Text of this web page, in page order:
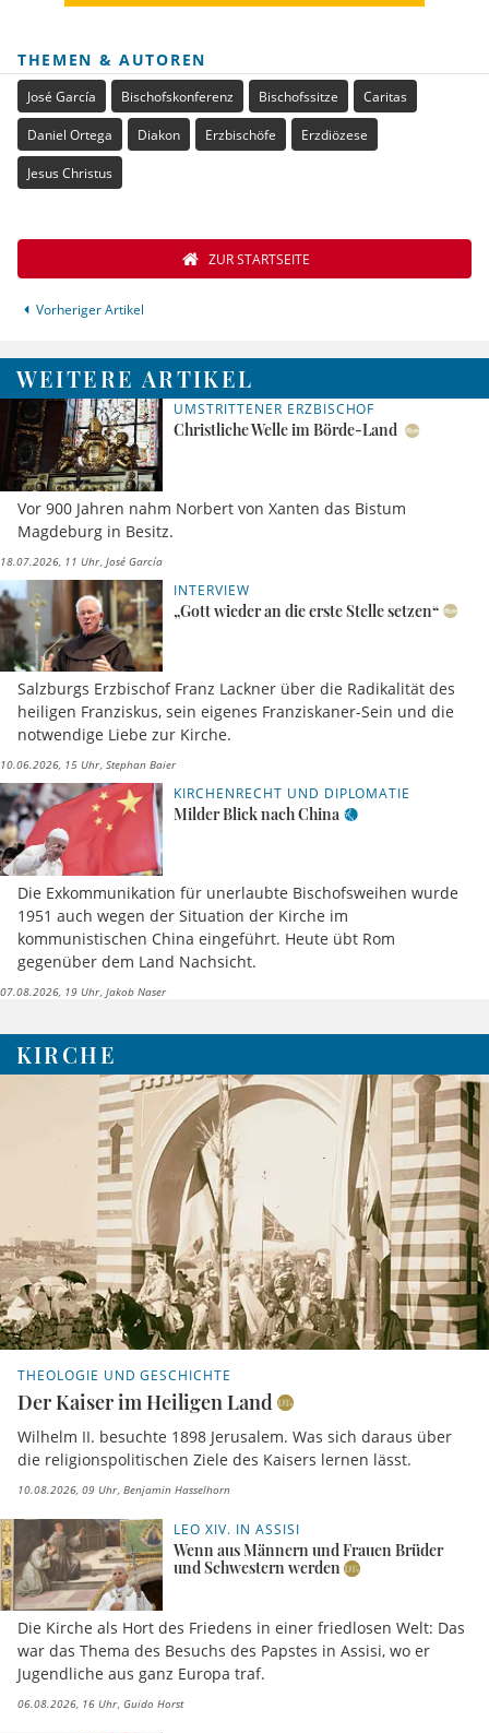
THEMEN & AUTOREN
José García Bischofskonferenz Bischofssitze Caritas
Daniel Ortega Diakon Erzbischöfe Erzdiözese
Jesus Christus
Vorheriger Artikel
ZUR STARTSEITE
WEITERE ARTIKEL
UMSTRITTENER ERZBISCHOF
Christliche Welle im Börde-Land
Vor 900 Jahren nahm Norbert von Xanten das Bistum
Magdeburg in Besitz.
18.07.2026, 11 Uhr José García
INTERVIEW
„Gott wieder an die erste Stelle setzen“
Salzburgs Erzbischof Franz Lackner über die Radikalität des
heiligen Franziskus, sein eigenes Franziskaner-Sein und die
notwendige Liebe zur Kirche.
10.06.2026, 15 Uhr Stephan Baier
KIRCHENRECHT UND DIPLOMATIE
Milder Blick nach China
Die Exkommunikation für unerlaubte Bischofsweihen wurde
1951 auch wegen der Situation der Kirche im
kommunistischen China eingeführt. Heute übt Rom
gegenüber dem Land Nachsicht.
07.08.2026, 19 Uhr Jakob Naser
KIRCHE
THEOLOGIE UND GESCHICHTE
Der Kaiser im Heiligen Land
Wilhelm II. besuchte 1898 Jerusalem. Was sich daraus über
die religionspolitischen Ziele des Kaisers lernen lässt.
10.08.2026, 09 Uhr Benjamin Hasselhorn
LEO XIV. IN ASSISI
Wenn aus Männern und Frauen Brüder
und Schwestern werden
Die Kirche als Hort des Friedens in einer friedlosen Welt: Das
war das Thema des Besuchs des Papstes in Assisi, wo er
Jugendliche aus ganz Europa traf.
06.08.2026, 16 Uhr Guido Horst